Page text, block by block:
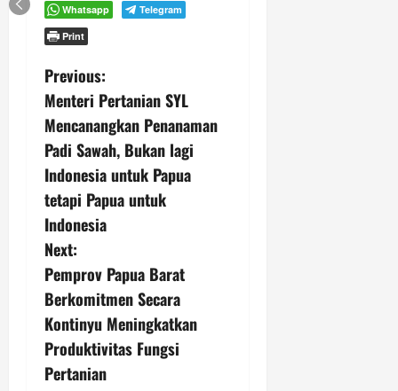
Whatsapp
Telegram
Print
P
o
s
t
n
a
v
i
g
Previous:
Menteri Pertanian SYL
Mencanangkan Penanaman
Padi Sawah, Bukan lagi
Indonesia untuk Papua
tetapi Papua untuk
Indonesia
Next:
Pemprov Papua Barat
Berkomitmen Secara
Kontinyu Meningkatkan
Produktivitas Fungsi
Pertanian